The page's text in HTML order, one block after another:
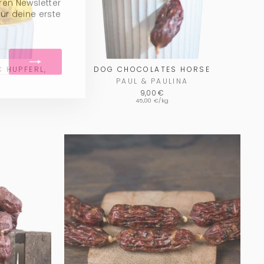
deine erste
DOG CHOCOLATES HORSE
PAUL & PAULINA
9,00 €
45,00 €/kg